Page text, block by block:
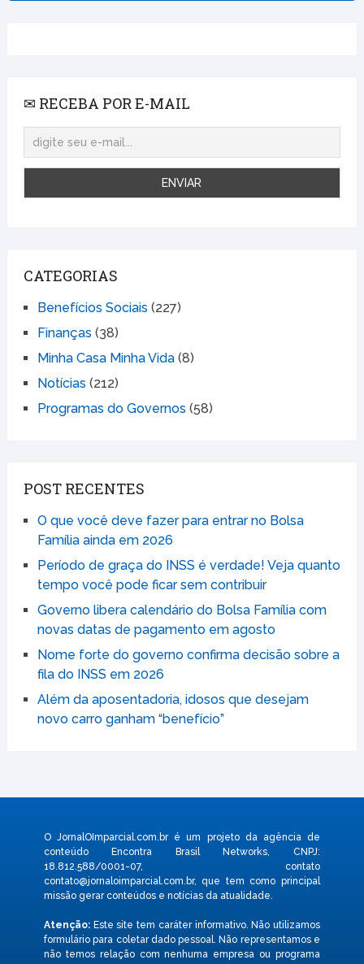
✉ RECEBA POR E-MAIL
CATEGORIAS
Benefícios Sociais (227)
Finanças (38)
Minha Casa Minha Vida(8)
Notícias (212)
Programas do Governos (58)
POST RECENTES
O que você deve fazer para entrar no Bolsa
Família ainda em 2026
Período de graça do INSS é verdade! Veja quanto
tempo você pode ficar sem contribuir
Governo libera calendário do Bolsa Família com
novas datas de pagamento em agosto
Nome forte do governo confirma decisão sobre a
fila do INSS em 2026
Além da aposentadoria, idosos que desejam
novo carro ganham “benefício”
O JornalOImparcial.com.br é um projeto da agência de
conteúdo Encontra Brasil Networks, CNPJ:
18.812.588/0001-07, contato
contato@jornaloimparcial.com.br, que tem como principal
missão gerar conteúdos e notícias da atualidade.
Atenção:Este site tem caráter informativo. Não utilizamos
formulário para coletar dado pessoal. Não representamos e
não temos relação com nenhuma empresa ou programa